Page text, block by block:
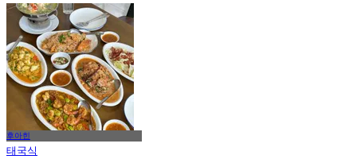
에서฿ 422
후아힌
태국식